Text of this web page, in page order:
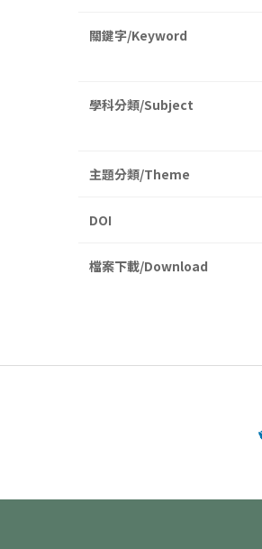
關鍵字/Keyword
學科分類/Subject
主題分類/Theme
DOI
檔案下載/Download